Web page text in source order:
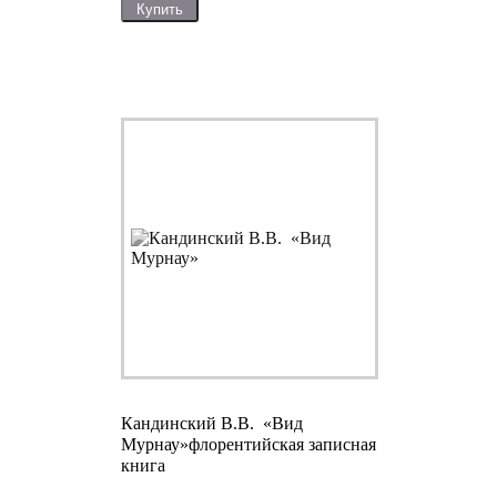
Купить
Кандинский В.В. «Вид
Мурнау»флорентийская записная
книга